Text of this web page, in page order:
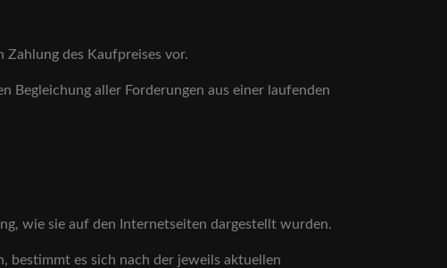
des Kaufpreises vor.
Begleichung aller Forderungen aus einer laufenden
wie sie auf den Internetseiten dargestellt wurden.
bestimmt es sich nach der jeweils aktuellen